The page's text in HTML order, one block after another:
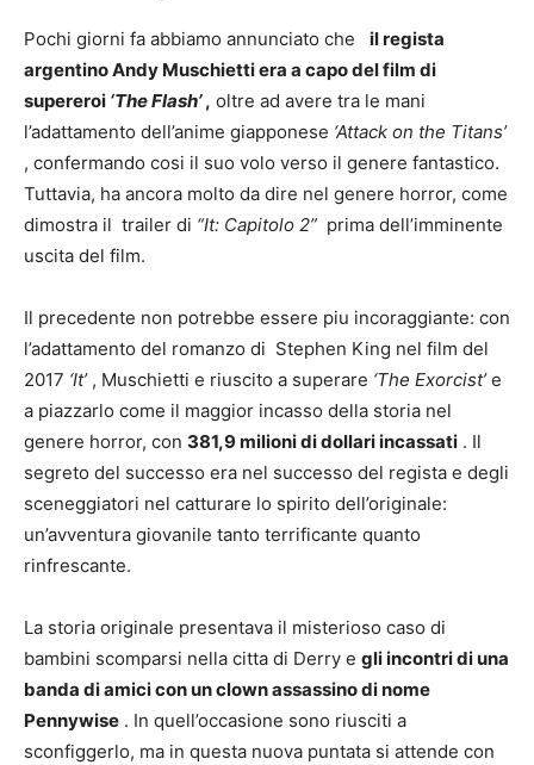
Pochi giorni fa abbiamo annunciato che il regista
argentino Andy Muschietti era a capo del film di
supereroi ‘The Flash’, oltre ad avere tra le mani
l’adattamento dell’anime giapponese ‘Attack on the Titans’
, confermando cosi il suo volo verso il genere fantastico.
Tuttavia, ha ancora molto da dire nel genere horror, come
dimostra il trailer di “It: Capitolo 2” prima dell’imminente
uscita del film.
Il precedente non potrebbe essere piu incoraggiante: con
l’adattamento del romanzo di Stephen King nel film del
2017 ‘It’, Muschietti e riuscito a superare ‘The Exorcist’e
a piazzarlo come il maggior incasso della storia nel
genere horror, con 381,9 milioni di dollari incassati . Il
segreto del successo era nel successo del regista e degli
sceneggiatori nel catturare lo spirito dell’originale:
un’avventura giovanile tanto terrificante quanto
rinfrescante.
La storia originale presentava il misterioso caso di
bambini scomparsi nella citta di Derry e gli incontri di una
banda di amici con un clown assassino di nome
Pennywise . In quell’occasione sono riusciti a
sconfiggerlo, ma in questa nuova puntata si attende con